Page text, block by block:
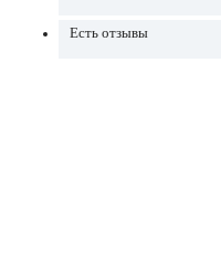
Есть отзывы